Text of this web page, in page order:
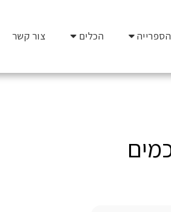
הספרייה הכלים צור קשר